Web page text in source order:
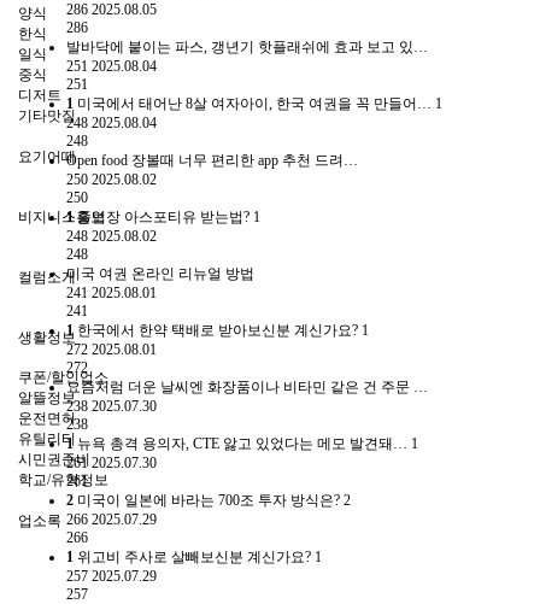
양식
한식
일식
중식
디저트
기타맛집
요기어때
비지니스홍보
컬럼소개
생활정보
쿠폰/할인업소
알뜰정보
운전면허
유틸리티
시민권준비
학교/유학정보
업소록
286 2025.08.05
286
발바닥에 붙이는 파스, 갱년기 핫플래쉬에 효과 보고 있…
251 2025.08.04
251
1 미국에서 태어난 8살 여자아이, 한국 여권을 꼭 만들어… 1
248 2025.08.04
248
Open food 장볼때 너무 편리한 app 추천 드려…
250 2025.08.02
250
1 졸업장 아스포티유 받는법? 1
248 2025.08.02
248
미국 여권 온라인 리뉴얼 방법
241 2025.08.01
241
1 한국에서 한약 택배로 받아보신분 계신가요? 1
272 2025.08.01
272
요즘처럼 더운 날씨엔 화장품이나 비타민 같은 건 주문 …
238 2025.07.30
238
1 뉴욕 총격 용의자, CTE 앓고 있었다는 메모 발견돼… 1
261 2025.07.30
261
2 미국이 일본에 바라는 700조 투자 방식은? 2
266 2025.07.29
266
1 위고비 주사로 살빼보신분 계신가요? 1
257 2025.07.29
257